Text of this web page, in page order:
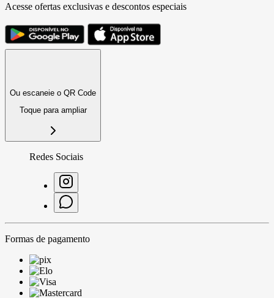
Acesse ofertas exclusivas e descontos especiais
Ou escaneie o QR Code
Toque para ampliar
Redes Sociais
Formas de pagamento